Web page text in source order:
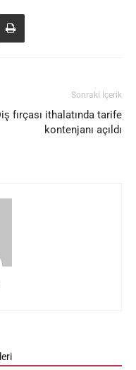
Sonraki İçerik
fırçası ithalatında tarife
kontenjanı açıldı